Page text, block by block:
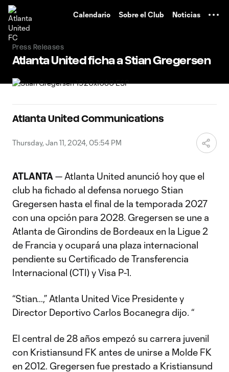
Calendario Sobre el Club Noticias
Press Releases
Atlanta United ficha a Stian Gregersen
Atlanta United Communications
Thursday, Jan 11, 2024, 05:54 PM
ATLANTA — Atlanta United anunció hoy que el
club ha fichado al defensa noruego Stian
Gregersen hasta el final de la temporada 2027
con una opción para 2028. Gregersen se une a
Atlanta de Girondins de Bordeaux en la Ligue 2
de Francia y ocupará una plaza internacional
pendiente su Certificado de Transferencia
Internacional (CTI) y Visa P-1.
“Stian…,” Atlanta United Vice Presidente y
Director Deportivo Carlos Bocanegra dijo. “
El central de 28 años empezó su carrera juvenil
con Kristiansund FK antes de unirse a Molde FK
en 2012. Gregersen fue prestado a Kristiansund